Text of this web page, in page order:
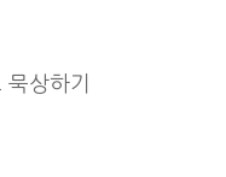
상하기